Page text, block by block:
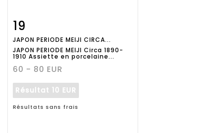
détaillée
19
JAPON PERIODE MEIJI CIRCA...
JAPON PERIODE MEIJI Circa 1890-
1910 Assiette en porcelaine...
60 - 80 EUR
Résultat 10 EUR
Résultats sans frais